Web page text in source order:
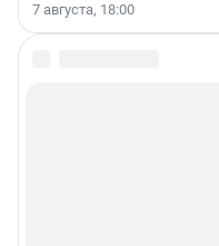
7 августа, 18:00